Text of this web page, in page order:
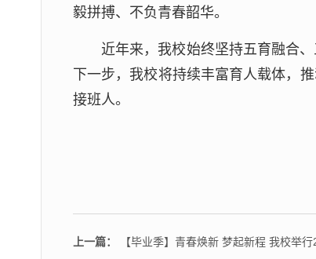
毅拼搏、不负青春韶华。
近年来，我校始终坚持五育融合
下一步，我校将持续丰富育人载体，
接班人。
上一篇：
【毕业季】青春焕新 梦起新程 我校举